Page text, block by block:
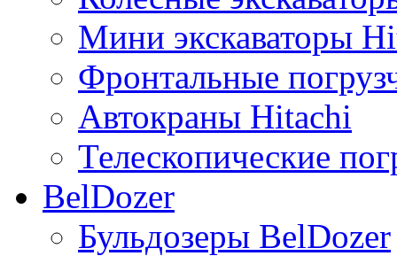
Мини экскаваторы
Фронтальные
Автокраны Hitachi
Телескопические
BelDozer
Бульдозеры BelDozer